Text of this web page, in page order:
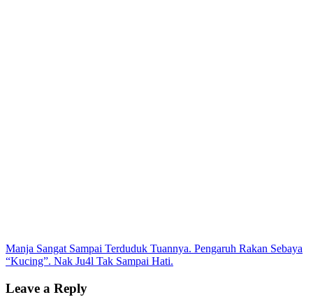
Post
navigation
Manja Sangat Sampai Terduduk Tuannya. Pengaruh Rakan Sebaya
“Kucing”. Nak Ju4l Tak Sampai Hati.
Leave a Reply